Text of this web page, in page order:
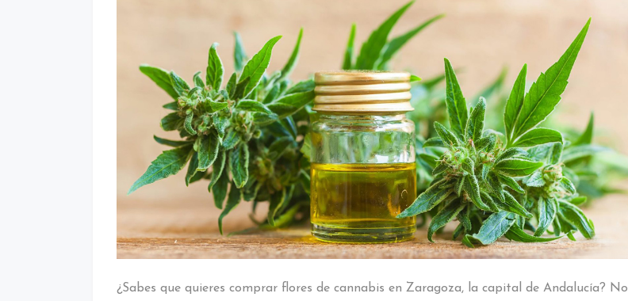
¿Sabes que quieres comprar flores de cannabis en Zaragoza, la capital de Andalucía? No